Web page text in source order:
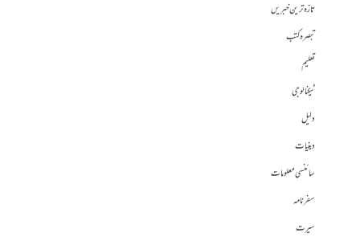
تازہ ترین خبریں
تبصرہ کتب
تعلیم
ٹیکنالوجی
دلیل
دینیات
سائنسی معلومات
سفرنامہ
سیرت